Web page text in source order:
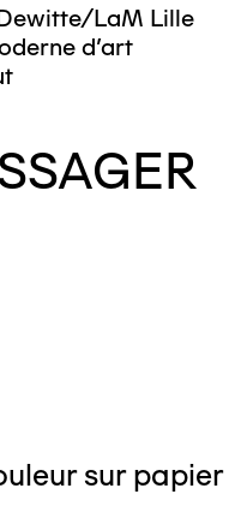
LaM Lille
d’art
sur papier